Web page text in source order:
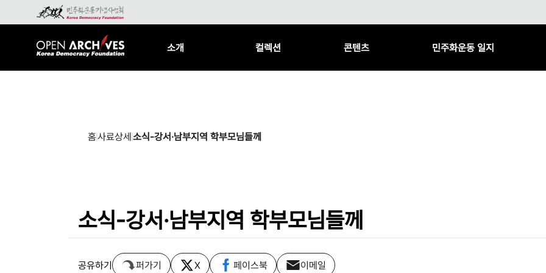
소개 컬렉션 콘텐츠 민주화운동 일지
홈사료상세소식-강서·남부지역 학부모님들께
소식-강서·남부지역 학부모님들께
공유하기 퍼가기 X 페이스북 이메일